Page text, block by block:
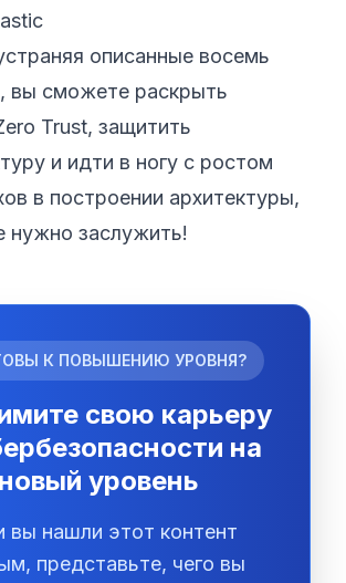
описанные восемь
вы сможете раскрыть
Trust, защитить
и идти в ногу с ростом
в построении архитектуры,
нужно заслужить!
К ПОВЫШЕНИЮ УРОВНЯ?
свою карьеру
на
новый уровень
вы нашли этот контент
представьте, чего вы